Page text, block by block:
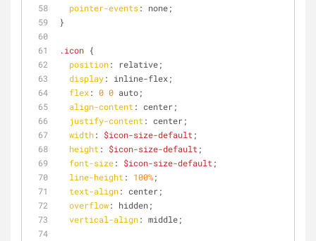
pointer-events: none;
}
.icon {
position: relative;
display: inline-flex;
flex: 0 0 auto;
align-content : center;
justify-content : center;
width: $icon-size-default ;
height : $icon-size-default ;
font-size: $icon-size-default ;
line-height : 100%;
text-align: center;
overflow: hidden;
vertical-align: middle;